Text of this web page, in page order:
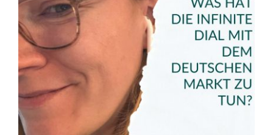
Impressum/AGB
Datenschutzerklärung